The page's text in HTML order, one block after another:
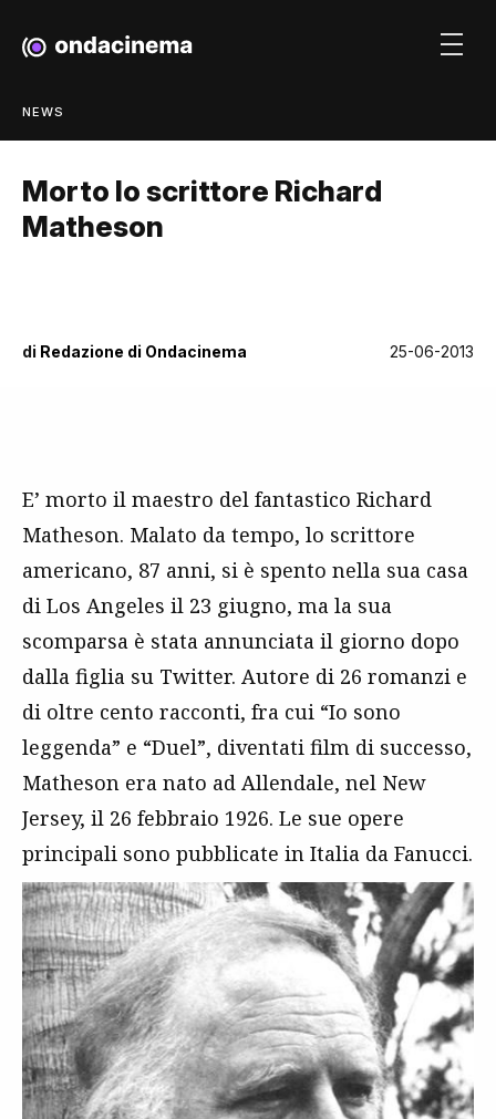
NEWS
Morto lo scrittore Richard
Matheson
di Redazione di Ondacinema 25-06-2013
E’ morto il maestro del fantastico Richard
Matheson. Malato da tempo, lo scrittore
americano, 87 anni, si è spento nella sua casa
di Los Angeles il 23 giugno, ma la sua
scomparsa è stata annunciata il giorno dopo
dalla figlia su Twitter. Autore di 26 romanzi e
di oltre cento racconti, fra cui “Io sono
leggenda” e “Duel”, diventati film di successo,
Matheson era nato ad Allendale, nel New
Jersey, il 26 febbraio 1926. Le sue opere
principali sono pubblicate in Italia da Fanucci.